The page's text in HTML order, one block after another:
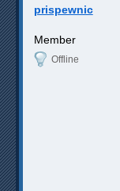
prispewnic
Member
Offline